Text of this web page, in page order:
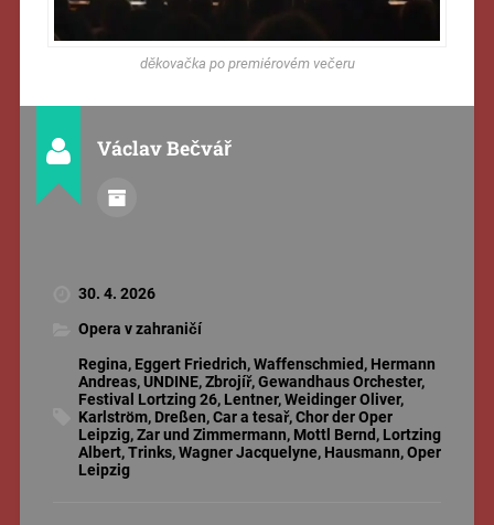
děkovačka po premiérovém večeru
Václav Bečvář
30. 4. 2026
Opera v zahraničí
Regina, Eggert Friedrich,Waffenschmied, Hermann
Andreas,UNDINE,Zbrojíř,Gewandhaus Orchester,
Festival Lortzing 26, Lentner,Weidinger Oliver,
Karlström, Dreßen,Car a tesař,Chor der Oper
Leipzig,Zar und Zimmermann, Mottl Bernd, Lortzing
Albert,Trinks,Wagner Jacquelyne, Hausmann,Oper
Leipzig